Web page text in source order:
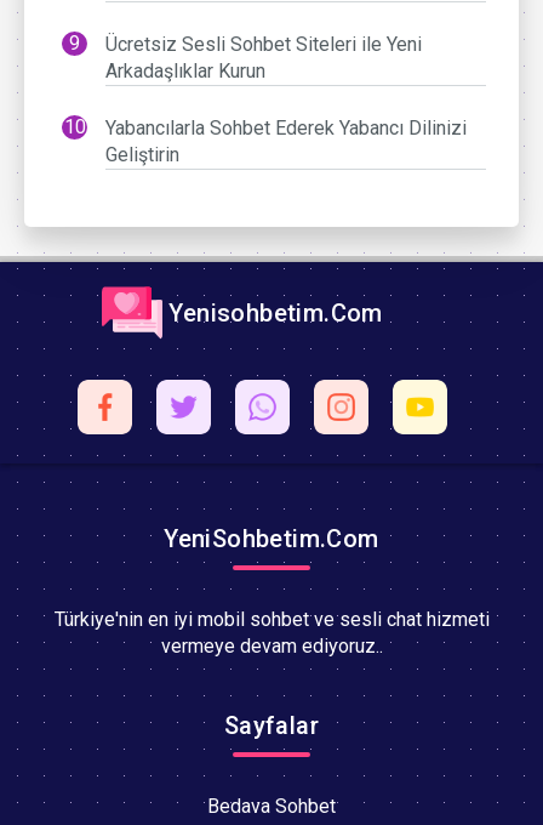
Ücretsiz Sesli Sohbet Siteleri ile Yeni
Arkadaşlıklar Kurun
Yabancılarla Sohbet Ederek Yabancı Dilinizi
Geliştirin
Yenisohbetim.Com
YeniSohbetim.Com
Türkiye'nin en iyi mobil sohbet ve sesli chat hizmeti
vermeye devam ediyoruz..
Sayfalar
Bedava Sohbet